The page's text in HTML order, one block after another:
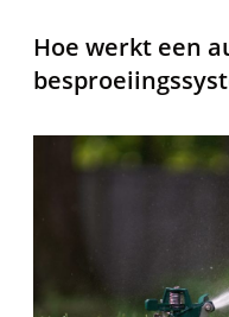
Hoe werkt een